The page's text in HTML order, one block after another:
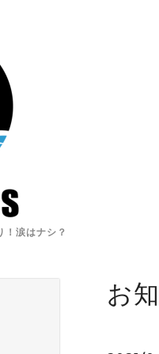
！涙はナシ？
お